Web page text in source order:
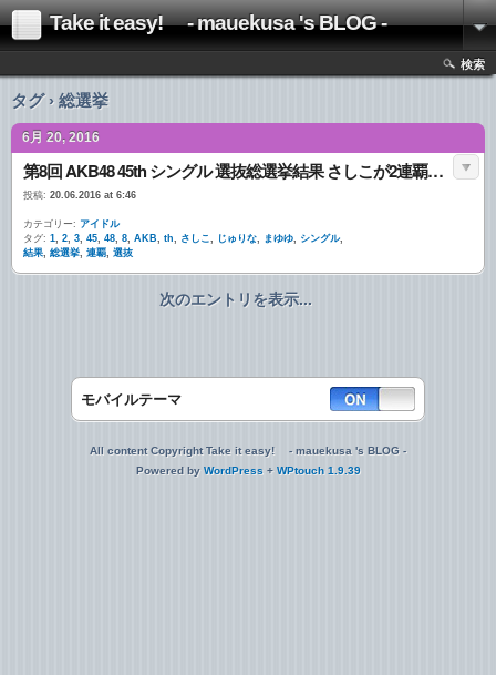
Take it easy! - mauekusa 's BLOG -
検索
タグ › 総選挙
6月 20, 2016
第8回 AKB48 45th シングル 選抜総選挙結果 さしこが2連覇 1位 さしこ、2位 まゆゆ、3位 じゅりな
投稿: 20.06.2016 at 6:46
カテゴリー: アイドル
タグ: 1, 2, 3, 45, 48, 8, AKB, th, さしこ, じゅりな, まゆゆ, シングル,
結果, 総選挙, 連覇, 選抜
次のエントリを表示...
モバイルテーマ
All content Copyright Take it easy! - mauekusa 's BLOG -
Powered by WordPress + WPtouch 1.9.39